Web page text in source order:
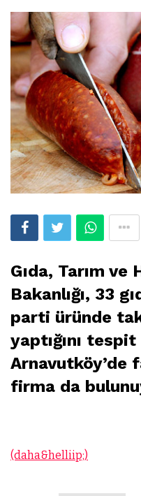
Gıda, Tarım ve
Bakanlığı, 33
parti üründe
yaptığını
Arnavutköy’de
firma da
(daha&helliip;)